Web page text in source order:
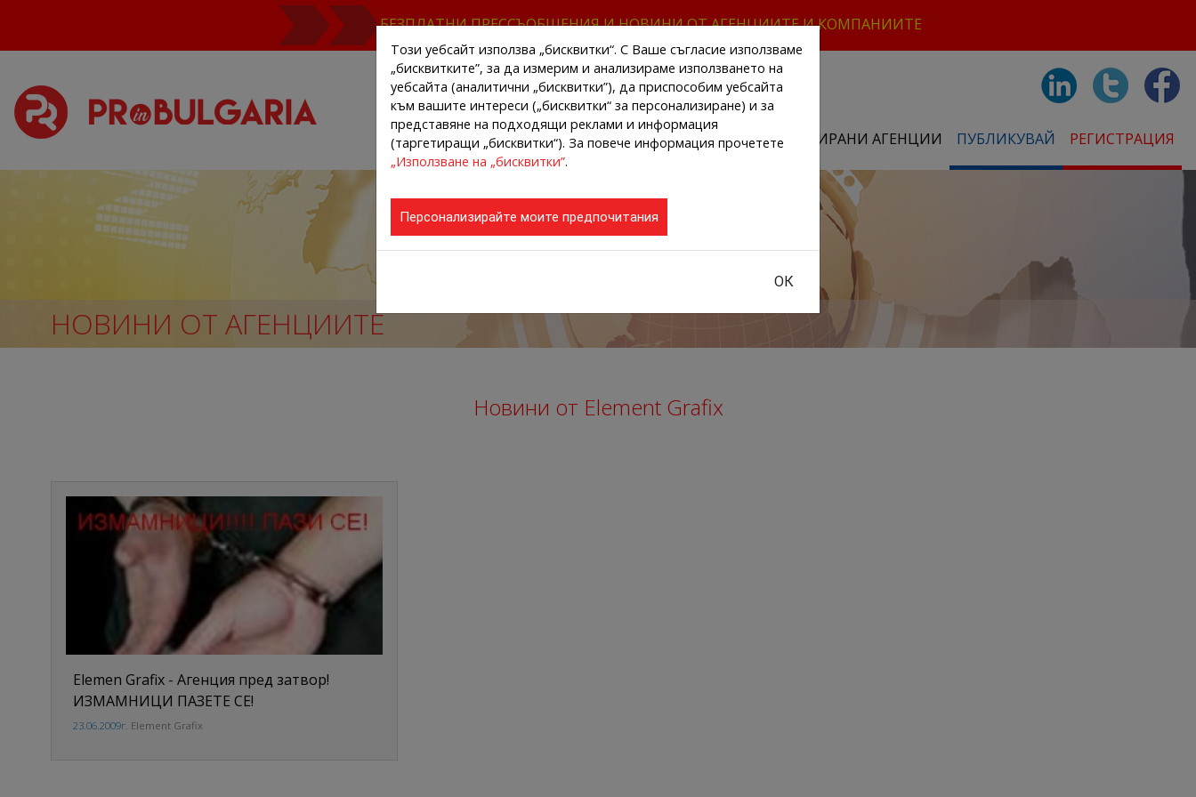
БЕЗПЛАТНИ ПРЕССЪОБЩЕНИЯ И НОВИНИ ОТ АГЕНЦИИТЕ И КОМПАНИИТЕ
НАЧАЛО НОВИНИ ОТ АГЕНЦИИТЕ РЕГИСТРИРАНИ АГЕНЦИИ ПУБЛИКУВАЙ РЕГИСТРАЦИЯ
НОВИНИ ОТ АГЕНЦИИТЕ
Новини от Element Grafix
Elemen Grafix - Aгенция пред затвор!
ИЗМАМНИЦИ ПАЗЕТЕ СЕ!
23.06.2009г. Element Grafix
Този уебсайт използва „бисквитки“. С Ваше съгласие използваме
„бисквитките”, за да измерим и анализираме използването на
уебсайта (аналитични „бисквитки”), да приспособим уебсайта
към вашите интереси („бисквитки“ за персонализиране) и за
представяне на подходящи реклами и информация
(таргетиращи „бисквитки“). За повече информация прочетете
„Използване на „бисквитки”.
Персонализирайте моите предпочитания
ОК